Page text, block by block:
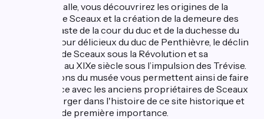
De salle en salle, vous découvrirez les origines de la
seigneurie de Sceaux et la création de la demeure des
Colbert, le faste de la cour du duc et de la duchesse du
Maine, le séjour délicieux du duc de Penthièvre, le déclin
du domaine de Sceaux sous la Révolution et sa
renaissance au XIXe siècle sous l’impulsion des Trévise.
Les collections du musée vous permettent ainsi de faire
connaissance avec les anciens propriétaires de Sceaux
et de s'immerger dans l'histoire de ce site historique et
patrimonial de première importance.